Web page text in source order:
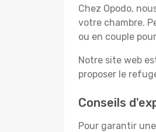
Chez Opodo,
votre chambre.
ou en couple
Notre site web
proposer le
Conseils
Pour garantir